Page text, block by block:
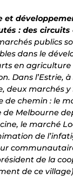
et
: des circuits
publics
dans le
en agriculture
Dans l’Estrie,
deux marchés
de chemin : le
Melbourne
le marché
de
de la
de ce